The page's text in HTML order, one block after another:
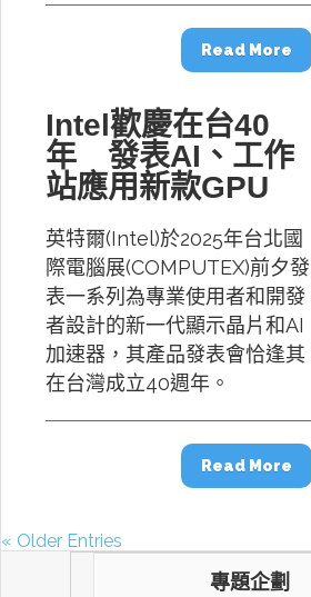
Read More
Intel歡慶在台40
年 發表AI、工作
站應用新款GPU
英特爾(Intel)於2025年台北國
際電腦展(COMPUTEX)前夕發
表一系列為專業使用者和開發
者設計的新一代顯示晶片和AI
加速器，其產品發表會恰逢其
在台灣成立40週年。
Read More
« Older Entries
專題企劃